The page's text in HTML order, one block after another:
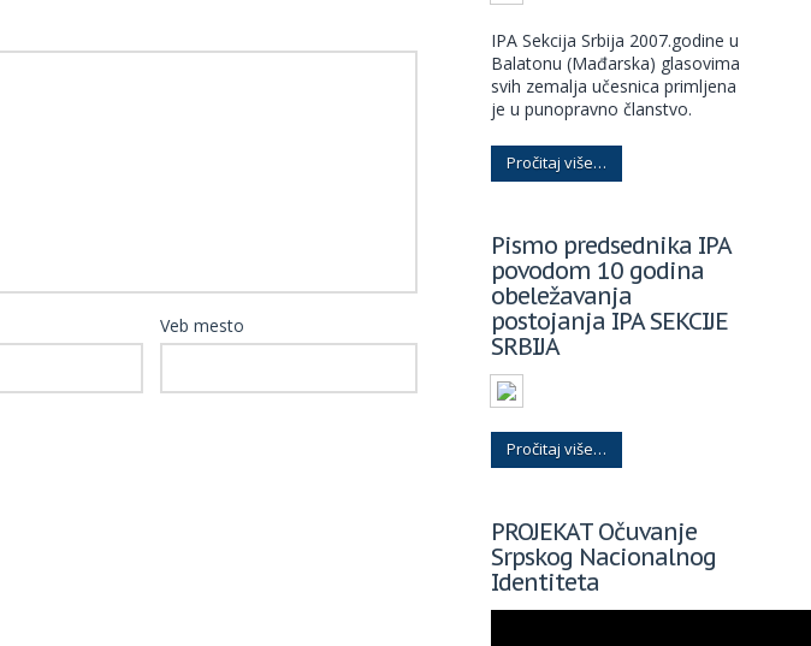
Veb mesto
IPA Sekcija Srbija 2007.godine u
Balatonu (Mađarska) glasovima
svih zemalja učesnica primljena
je u punopravno članstvo.
Pročitaj više…
Pismo predsednika IPA
povodom 10 godina
obeležavanja
postojanja IPA SEKCIJE
SRBIJA
Pročitaj više…
PROJEKAT Očuvanje
Srpskog Nacionalnog
Identiteta